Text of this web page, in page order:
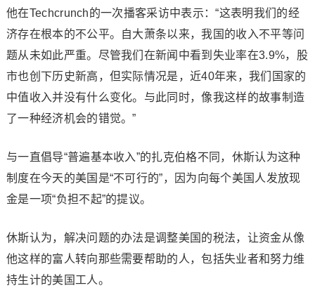
他在Techcrunch的一次播客采访中表示：“这表明我们的经
济存在根本的不公平。自大萧条以来，我国的收入不平等问
题从未如此严重。尽管我们在新闻中看到失业率在3.9%，股
市也创下历史新高，但实际情况是，近40年来，我们国家的
中值收入并没有什么变化。与此同时，像我这样的故事制造
了一种经济机会的错觉。”
与一直倡导“普遍基本收入”的扎克伯格不同，休斯认为这种
制度在今天的美国是“不可行的”，因为向每个美国人发放现
金是一项“负担不起”的提议。
休斯认为，解决问题的办法是调整美国的税法，让资金从像
他这样的富人转向那些需要帮助的人，包括失业者和努力维
持生计的美国工人。